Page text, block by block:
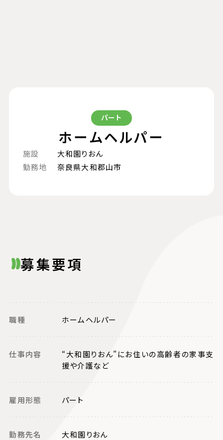
パート
ホームヘルパー
施設
大和園りおん
勤務地
奈良県大和郡山市
募集要項
募集要項
職種 ホームヘルパー
仕事内容
“大和園りおん”にお住いの高齢者の家事支
援や介護など
雇用形態 パート
勤務先名 大和園りおん